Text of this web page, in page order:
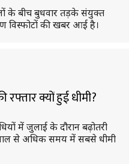
के बीच बुधवार तड़के संयुक्त
विस्फोटों की खबर आई है।
क्यों हुई धीमी?
में जुलाई के दौरान बढ़ोतरी
से अधिक समय में सबसे धीमी